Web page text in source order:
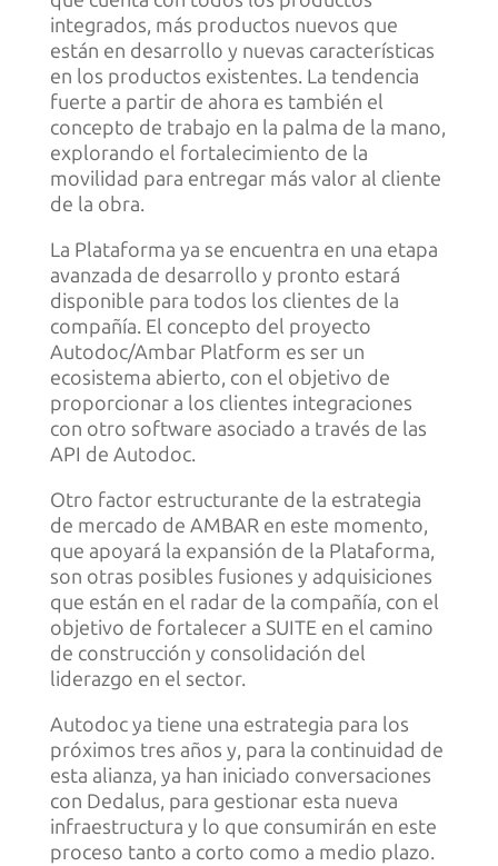
integrados, más productos nuevos que
están en desarrollo y nuevas características
en los productos existentes. La tendencia
fuerte a partir de ahora es también el
concepto de trabajo en la palma de la mano,
explorando el fortalecimiento de la
movilidad para entregar más valor al cliente
de la obra.
La Plataforma ya se encuentra en una etapa
avanzada de desarrollo y pronto estará
disponible para todos los clientes de la
compañía. El concepto del proyecto
Autodoc/Ambar Platform es ser un
ecosistema abierto, con el objetivo de
proporcionar a los clientes integraciones
con otro software asociado a través de las
API de Autodoc.
Otro factor estructurante de la estrategia
de mercado de AMBAR en este momento,
que apoyará la expansión de la Plataforma,
son otras posibles fusiones y adquisiciones
que están en el radar de la compañía, con el
objetivo de fortalecer a SUITE en el camino
de construcción y consolidación del
liderazgo en el sector.
Autodoc ya tiene una estrategia para los
próximos tres años y, para la continuidad de
esta alianza, ya han iniciado conversaciones
con Dedalus, para gestionar esta nueva
infraestructura y lo que consumirán en este
proceso tanto a corto como a medio plazo.